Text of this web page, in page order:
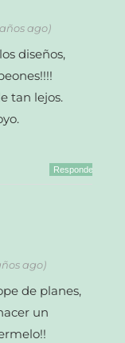
años ago)
diseños,
tan lejos.
Responder
ago)
de planes,
un